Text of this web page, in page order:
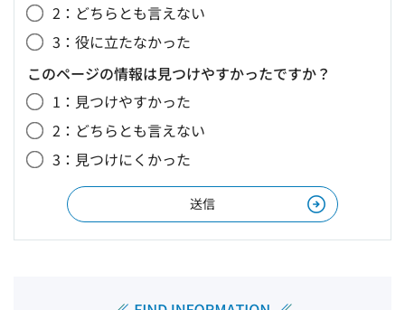
2：どちらとも言えない
3：役に立たなかった
このページの情報は見つけやすかったですか？
1：見つけやすかった
2：どちらとも言えない
3：見つけにくかった